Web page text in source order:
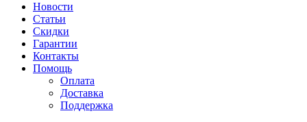
Новости
Статьи
Скидки
Гарантии
Контакты
Помощь
Оплата
Доставка
Поддержка